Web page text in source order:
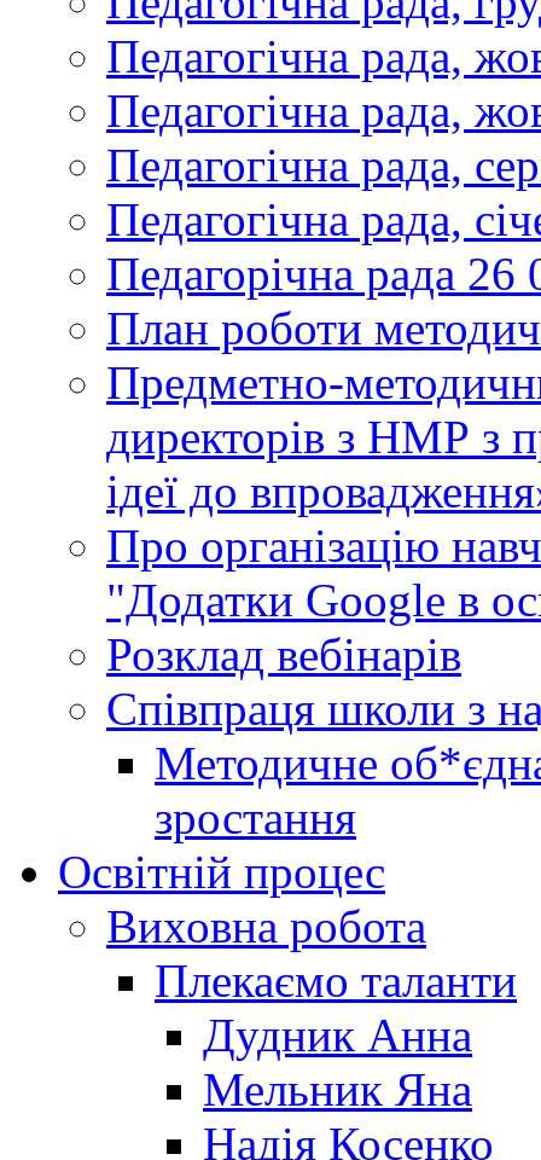
Педагогічна рада,
Педагогічна рада,
Педагогічна рада,
Педагогічна рада,
Педагорічна рада 26
План роботи
Предметно-
директорів з НМР з
ідеї до
Про організацію
"Додатки Google в
Розклад вебінарів
Співпраця школи з
Методичне
зростання
Освітній процес
Виховна робота
Плекаємо таланти
Дудник Анна
Мельник Яна
Надія Косенко